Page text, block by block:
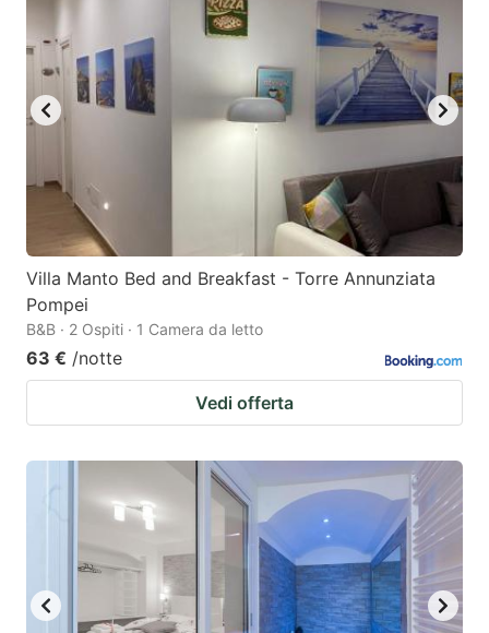
Villa Manto Bed and Breakfast - Torre Annunziata
Pompei
B&B · 2 Ospiti · 1 Camera da letto
63 € /notte
Vedi offerta